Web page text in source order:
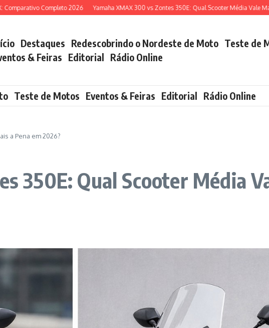
Completo 2026 Yamaha XMAX 300 vs Zontes 350E: Qual Scooter Média Vale Mais a
Destaques Redescobrindo o Nordeste de Moto Teste de
& Feiras Editorial Rádio Online
Teste de Motos Eventos & Feiras Editorial Rádio Online
a Pena em 2026?
350E: Qual Scooter Média